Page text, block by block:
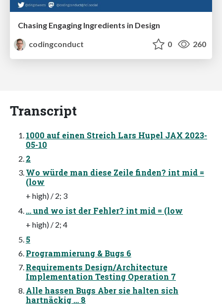
Chasing Engaging Ingredients in Design
codingconduct
0 260
Transcript
1000 auf einen Streich Lars Hupel JAX 2023-
05-10
2
Wo würde man diese Zeile finden? int mid =
(low
+ high) / 2; 3
… und wo ist der Fehler? int mid = (low
+ high) / 2; 4
5
Programmierung & Bugs 6
Requirements Design/Architecture
Implementation Testing Operation 7
Alle hassen Bugs Aber sie halten sich
hartnäckig … 8